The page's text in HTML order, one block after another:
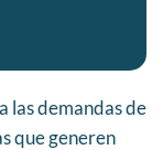
las demandas de
que generen